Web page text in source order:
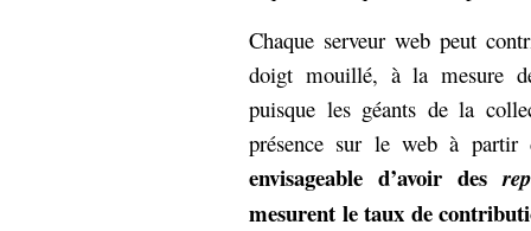
Chaque serveur web peut
doigt mouillé, à la mesure
puisque les géants de la
présence sur le web à
envisageable d’avoir des
mesurent le taux de